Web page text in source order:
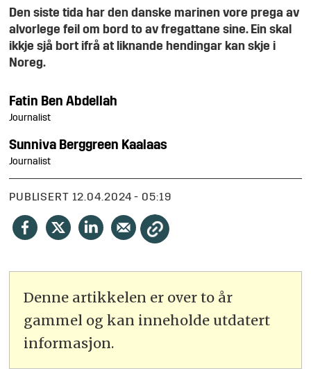
Den siste tida har den danske marinen vore prega av
alvorlege feil om bord to av fregattane sine. Ein skal
ikkje sjå bort ifrå at liknande hendingar kan skje i
Noreg.
Fatin Ben Abdellah
Journalist
Sunniva Berggreen Kaalaas
Journalist
PUBLISERT 12.04.2024 - 05:19
Denne artikkelen er over to år
gammel og kan inneholde utdatert
informasjon.